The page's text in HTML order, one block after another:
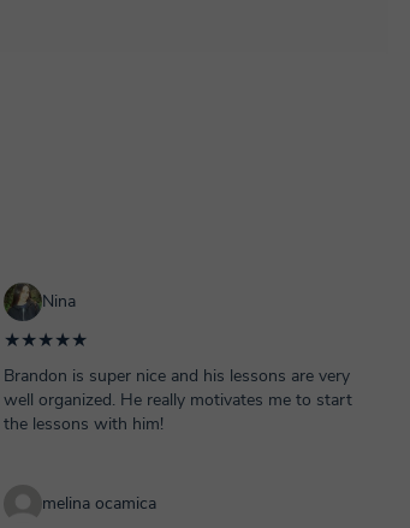
Nina
★★★★★
Brandon is super nice and his lessons are very
well organized. He really motivates me to start
the lessons with him!
melina ocamica